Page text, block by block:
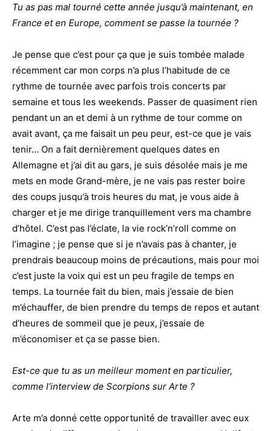
Tu as pas mal tourné cette année jusqu’à maintenant, en
France et en Europe, comment se passe la tournée ?
Je pense que c’est pour ça que je suis tombée malade
récemment car mon corps n’a plus l’habitude de ce
rythme de tournée avec parfois trois concerts par
semaine et tous les weekends. Passer de quasiment rien
pendant un an et demi à un rythme de tour comme on
avait avant, ça me faisait un peu peur, est-ce que je vais
tenir… On a fait dernièrement quelques dates en
Allemagne et j’ai dit au gars, je suis désolée mais je me
mets en mode Grand-mère, je ne vais pas rester boire
des coups jusqu’à trois heures du mat, je vous aide à
charger et je me dirige tranquillement vers ma chambre
d’hôtel. C’est pas l’éclate, la vie rock‘n’roll comme on
l’imagine ; je pense que si je n’avais pas à chanter, je
prendrais beaucoup moins de précautions, mais pour moi
c’est juste la voix qui est un peu fragile de temps en
temps. La tournée fait du bien, mais j’essaie de bien
m’échauffer, de bien prendre du temps de repos et autant
d’heures de sommeil que je peux, j’essaie de
m’économiser et ça se passe bien.
Est-ce que tu as un meilleur moment en particulier,
comme l’interview de Scorpions sur Arte ?
Arte m’a donné cette opportunité de travailler avec eux